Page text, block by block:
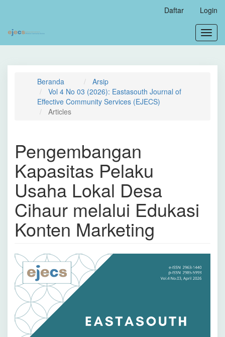
Utama
Bilah
Daftar Login
Beranda
Arsip
Vol 4 No 03 (2026): Eastasouth Journal of
Effective Community Services (EJECS)
Articles
Pengembangan
Kapasitas Pelaku
Usaha Lokal Desa
Cihaur melalui Edukasi
Konten Marketing
Bilah
Samping
Artikel